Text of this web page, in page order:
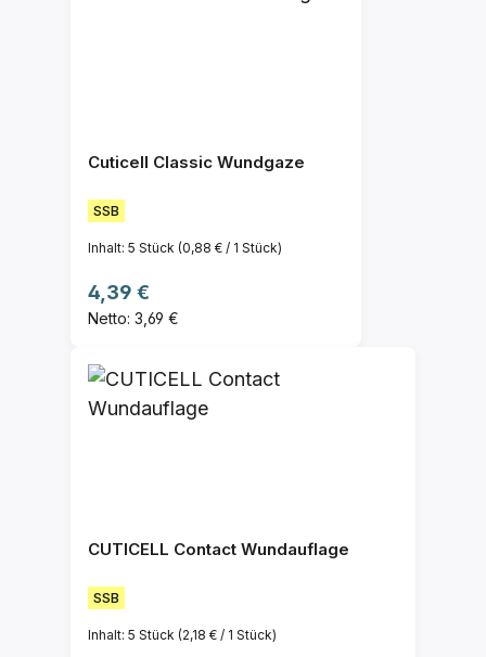
Cuticell Classic Wundgaze
SSB
Inhalt: 5 Stück (0,88 € / 1 Stück)
Regulärer Preis:
4,39 €
Netto: 3,69 €
CUTICELL Contact Wundauflage
SSB
Inhalt: 5 Stück (2,18 € / 1 Stück)